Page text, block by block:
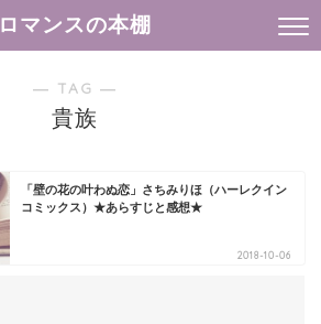
ロマンスの本棚
― TAG ―
貴族
「壁の花の叶わぬ恋」さちみりほ（ハーレクイン
コミックス）★あらすじと感想★
2018-10-06